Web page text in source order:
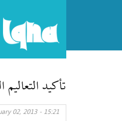
تأكيد
15:21 - February 02, 2013